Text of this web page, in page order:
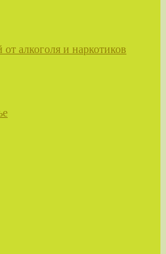
от алкоголя и наркотиков